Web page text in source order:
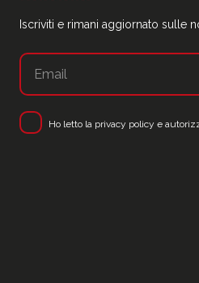
Iscriviti e rimani aggiornato sulle
Ho letto la privacy policy e